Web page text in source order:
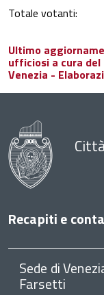
Totale votanti:
Ultimo
ufficiosi a cura del
Venezia -
Recapiti e
Sede di
Farsetti